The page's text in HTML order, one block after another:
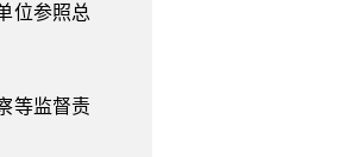
位参照总
等监督责